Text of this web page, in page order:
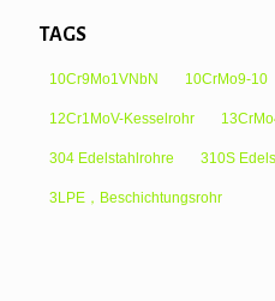
TAGS
10Cr9Mo1VNbN 10CrMo9-10
12Cr1MoV-Kesselrohr
304 Edelstahlrohre 310S
3LPE，Beschichtungsrohr